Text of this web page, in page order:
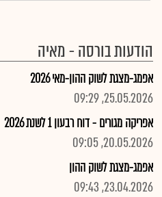
הודעות בורסה - מאיה
אפמג-מצגת לשוק ההון-מאי 2026
25.05.2026, 09:29
אפריקה מגורים - דוח רבעון 1 לשנת 2026
20.05.2026, 09:05
אפמג-מצגת לשוק ההון
23.04.2026, 09:43